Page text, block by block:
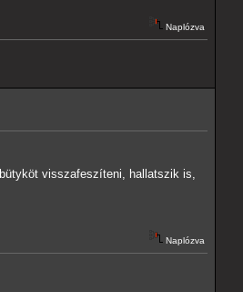
Naplózva
visszafeszíteni, hallatszik is,
Naplózva